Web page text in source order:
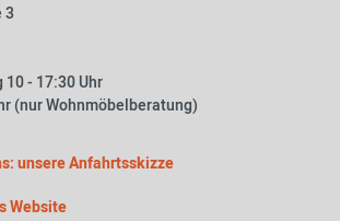
3
- 17:30 Uhr
(nur Wohnmöbelberatung)
unsere Anfahrtsskizze
Website